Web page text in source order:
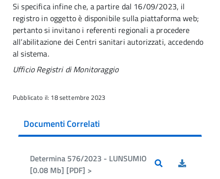
Si specifica infine che, a partire dal 16/09/2023, il
registro in oggetto è disponibile sulla piattaforma web;
pertanto si invitano i referenti regionali a procedere
all’abilitazione dei Centri sanitari autorizzati, accedendo
al sistema.
Ufficio Registri di Monitoraggio
Pubblicato il: 18 settembre 2023
Documenti Correlati
Determina 576/2023 - LUNSUMIO
[0.08 Mb] [PDF] >